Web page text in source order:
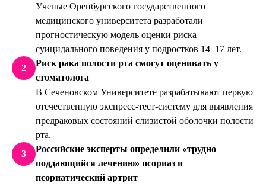
Ученые Оренбургского государственного
медицинского университета разработали
прогностическую модель оценки риска
суицидального поведения у подростков 14–17 лет.
2
Риск рака полости рта смогут оценивать у
стоматолога
В Сеченовском Университете разрабатывают первую
отечественную экспресс-тест-систему для выявления
предраковых состояний слизистой оболочки полости
рта.
3
Российские эксперты определили «трудно
поддающийся лечению» псориаз и
псориатический артрит